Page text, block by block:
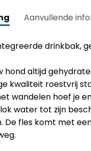
Aanvullende
drinkbak,
altijd
kwaliteit roestvrij
wandelen hoef je
water tot zijn
fles komt met